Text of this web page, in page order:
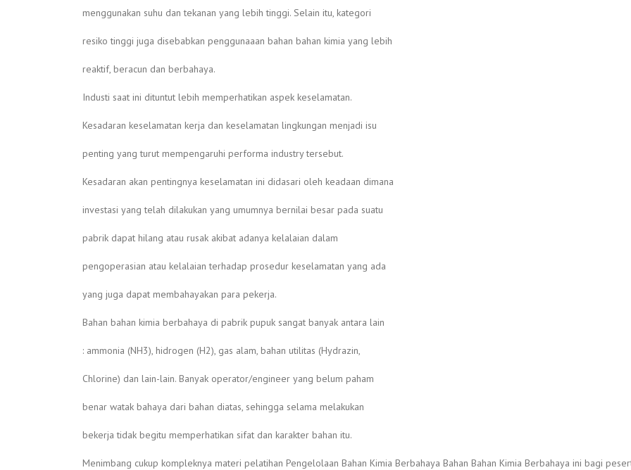
menggunakan suhu dan tekanan yang lebih tinggi. Selain itu, kategori
resiko tinggi juga disebabkan penggunaaan bahan bahan kimia yang lebih
reaktif, beracun dan berbahaya.
Industi saat ini dituntut lebih memperhatikan aspek keselamatan.
Kesadaran keselamatan kerja dan keselamatan lingkungan menjadi isu
penting yang turut mempengaruhi performa industry tersebut.
Kesadaran akan pentingnya keselamatan ini didasari oleh keadaan dimana
investasi yang telah dilakukan yang umumnya bernilai besar pada suatu
pabrik dapat hilang atau rusak akibat adanya kelalaian dalam
pengoperasian atau kelalaian terhadap prosedur keselamatan yang ada
yang juga dapat membahayakan para pekerja.
Bahan bahan kimia berbahaya di pabrik pupuk sangat banyak antara lain
: ammonia (NH3), hidrogen (H2), gas alam, bahan utilitas (Hydrazin,
Chlorine) dan lain-lain. Banyak operator/engineer yang belum paham
benar watak bahaya dari bahan diatas, sehingga selama melakukan
bekerja tidak begitu memperhatikan sifat dan karakter bahan itu.
Menimbang cukup kompleknya materi pelatihan Pengelolaan Bahan Kimia Berbahaya Bahan Bahan Kimia Berbahaya ini bagi